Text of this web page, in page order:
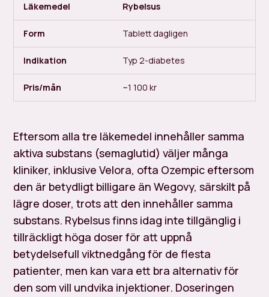
Rybelsus
Tablett dagligen
Typ 2-diabetes
~1 100 kr
Eftersom alla tre läkemedel innehåller samma
aktiva substans (semaglutid) väljer många
kliniker, inklusive Velora, ofta Ozempic eftersom
den är betydligt billigare än Wegovy, särskilt på
lägre doser, trots att den innehåller samma
substans. Rybelsus finns idag inte tillgänglig i
tillräckligt höga doser för att uppnå
betydelsefull viktnedgång för de flesta
patienter, men kan vara ett bra alternativ för
den som vill undvika injektioner. Doseringen